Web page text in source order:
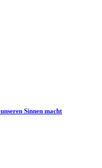
Sinnen macht